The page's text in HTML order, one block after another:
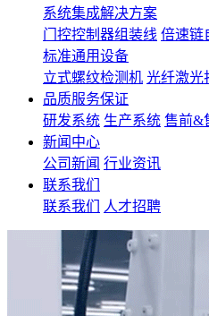
系统集成解决方案
门控控制器组装线 倍速链
标准通用设备
立式螺纹检测机 光纤激光
品质服务保证
研发系统 生产系统 售前&
新闻中心
公司新闻 行业资讯
联系我们
联系我们
人才招聘